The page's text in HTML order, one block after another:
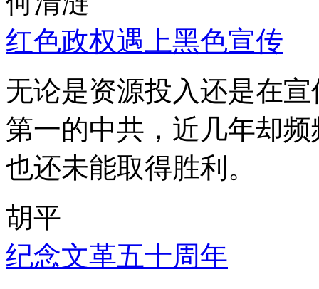
红色政权遇上黑色宣传
无论是资源投入还是在
第一的中共，近几年却
也还未能取得胜利。
胡平
纪念文革五十周年